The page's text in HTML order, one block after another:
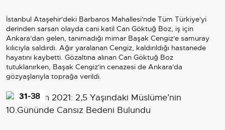
İstanbul Ataşehir'deki Barbaros Mahallesi'nde Tüm Türkiye'yi
derinden sarsan olayda cani katil Can Göktuğ Boz, iş için
Ankara'dan gelen, tanımadığı mimar Başak Cengiz'e samuray
kılıcıyla saldırdı. Ağır yaralanan Cengiz, kaldırıldığı hastanede
hayatını kaybetti. Gözaltına alınan Can Göktuğ Boz
tutuklanırken, Başak Cengiz'in cenazesi de Ankara'da
gözyaşlarıyla toprağa verildi.
31-38